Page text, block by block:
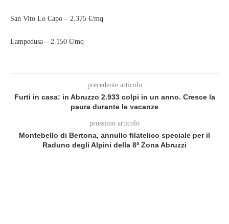
San Vito Lo Capo – 2.375 €/mq
Lampedusa – 2.150 €/mq
precedente articolo
Furti in casa: in Abruzzo 2.933 colpi in un anno. Cresce la
paura durante le vacanze
prossimo articolo
Montebello di Bertona, annullo filatelico speciale per il
Raduno degli Alpini della 8ª Zona Abruzzi